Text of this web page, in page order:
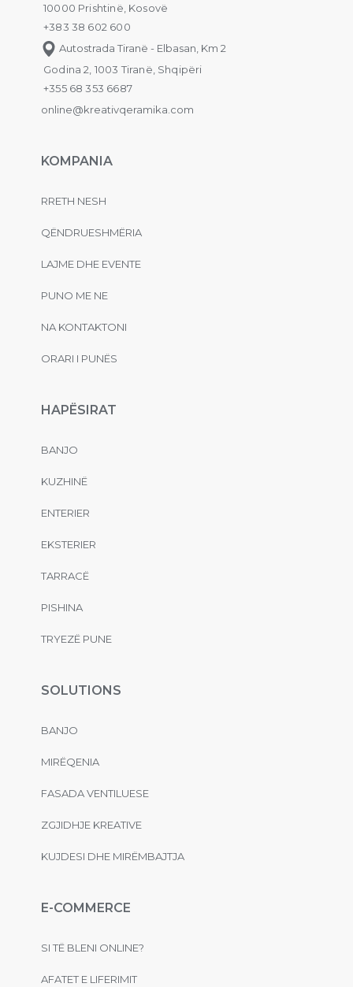
10000 Prishtinë, Kosovë
+383 38 602 600
Autostrada Tiranë - Elbasan, Km 2
Godina 2, 1003 Tiranë, Shqipëri
+355 68 353 6687
online@kreativqeramika.com
KOMPANIA
RRETH NESH
QËNDRUESHMËRIA
LAJME DHE EVENTE
PUNO ME NE
NA KONTAKTONI
ORARI I PUNËS
HAPËSIRAT
BANJO
KUZHINË
ENTERIER
EKSTERIER
TARRACË
PISHINA
TRYEZË PUNE
SOLUTIONS
BANJO
MIRËQENIA
FASADA VENTILUESE
ZGJIDHJE KREATIVE
KUJDESI DHE MIRËMBAJTJA
E-COMMERCE
SI TË BLENI ONLINE?
AFATET E LIFERIMIT